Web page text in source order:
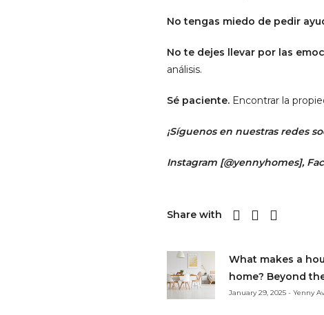
No tengas miedo de pedir
No te dejes llevar por las
análisis.
Sé paciente. Encontrar la
¡Síguenos en nuestras redes
Instagram [@yennyhomes],
Share with
What makes a
home? Beyond
January 29, 2025 - Yenny